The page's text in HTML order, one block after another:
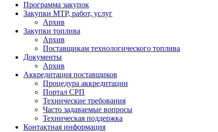
Программа закупок
Закупки МТР, работ, услуг
Архив
Закупки топлива
Архив
Поставщикам технологического топлива
Документы
Архив
Аккредитация поставщиков
Процедура аккредитации
Портал СРП
Технические требования
Часто задаваемые вопросы
Техническая поддержка
Контактная информация